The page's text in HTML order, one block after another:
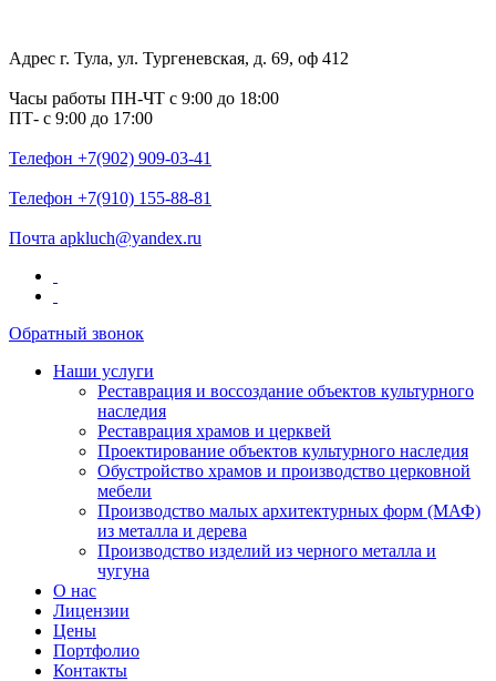
Адрес г. Тула, ул. Тургеневская, д. 69, оф 412
Часы работы ПН-ЧТ с 9:00 до 18:00
ПТ- с 9:00 до 17:00
Телефон +7(902) 909-03-41
Телефон +7(910) 155-88-81
Почта apkluch@yandex.ru
Обратный звонок
Наши услуги
Реставрация и воссоздание объектов культурного
наследия
Реставрация храмов и церквей
Проектирование объектов культурного наследия
Обустройство храмов и производство церковной
мебели
Производство малых архитектурных форм (МАФ)
из металла и дерева
Производство изделий из черного металла и
чугуна
О нас
Лицензии
Цены
Портфолио
Контакты